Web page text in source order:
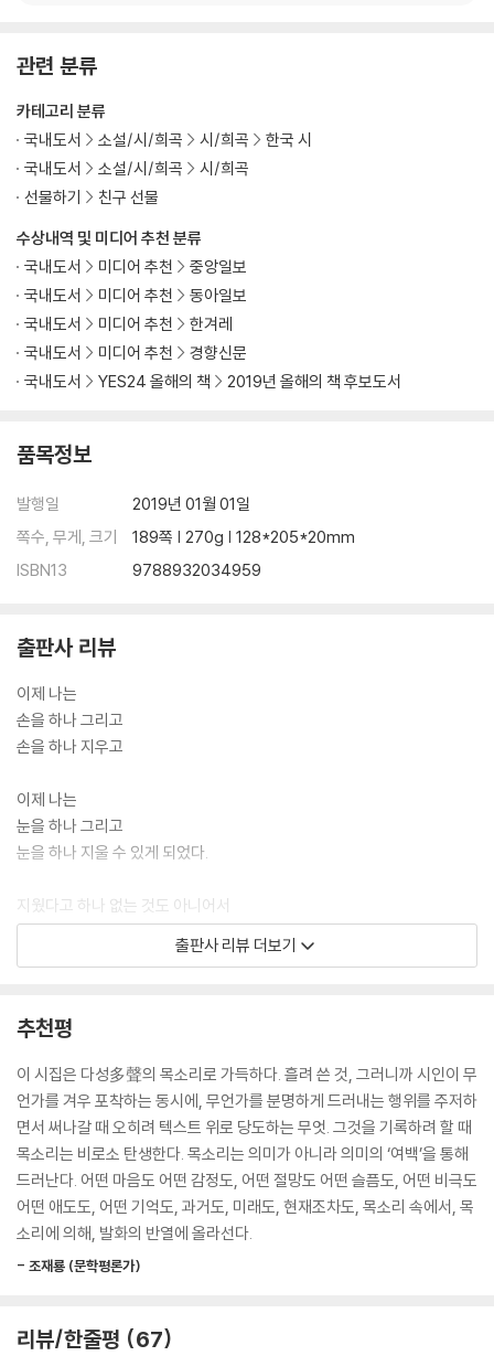
가장 나중의 목소리
나무는 잠든다
남아 있는 밤의 사람
우리는 밝게 움직인다
새들은 어서 와요
발화 연습 문장 - 마지막으로 쥐고 있던 실
발화 연습 문장 - 어떤 고요함 속에서 곡예하는 사람을 위한 곡을 만드는
사람을 떠올리는 밤
발화 연습 문장 - 남방의 연습곡
발화 연습 문장 - 모두 울고 있는 것 같았다
발화 연습 문장 - 외톨이 숲을 걸어가는 이웃 새
발화 연습 문장 - 석양이 지는 쪽으로
발화 연습 문장 - 황금빛 머리로 숨어 다녔다
발화 연습 문장 - 우리 안에서 우리 없이
발화 연습 문장 - 두번째 밤이 닫히기 전에
관련 분류
수상내역 및 미디어 추천 분류
국내도서
미디어 추천
중앙일보
국내도서
미디어 추천
동아일보
국내도서
미디어 추천
한겨레
국내도서
미디어 추천
경향신문
국내도서
YES24 올해의 책 2019년 올해의 책 후보도서
카테고리 분류
국내도서
소설/시/희곡 시/희곡
한국 시
국내도서
소설/시/희곡
시/희곡
선물하기
친구 선물
품목정보
발행일
2019년 01월 01일
쪽수, 무게, 크기
189쪽 | 270g | 128*205*20mm
ISBN13
9788932034959
출판사 리뷰
이제 나는
손을 하나 그리고
손을 하나 지우고
이제 나는
눈을 하나 그리고
눈을 하나 지울 수 있게 되었다.
지웠다고 하나 없는 것도 아니어서
미웠다고 하나 사랑하지 않는 것도 아니어서
오로지 달빛
다시 태어나는 빛
그것이 오래오래 거기 있었다.
발견해주기만을 기다리면서
홀로 오래오래 거기 있었다.
부서지며 사라지는 윤슬을 하염없이 바라볼 때처럼. 눈멀어가는 마음으로
하는 죽음의 한순간 속에서. 누군가의 울음인 듯 내 속에서 들려오는 어떤
출판사 리뷰 더보기
추천평
이 시집은 다성多聲의 목소리로 가득하다. 흘려 쓴 것, 그러니까 시인이 무
언가를 겨우 포착하는 동시에, 무언가를 분명하게 드러내는 행위를 주저하
면서 써나갈 때 오히려 텍스트 위로 당도하는 무엇. 그것을 기록하려 할 때
목소리는 비로소 탄생한다. 목소리는 의미가 아니라 의미의 ‘여백’을 통해
드러난다. 어떤 마음도 어떤 감정도, 어떤 절망도 어떤 슬픔도, 어떤 비극도
어떤 애도도, 어떤 기억도, 과거도, 미래도, 현재조차도, 목소리 속에서, 목
소리에 의해, 발화의 반열에 올라선다.
- 조재룡 (문학평론가)
리뷰/한줄평 67